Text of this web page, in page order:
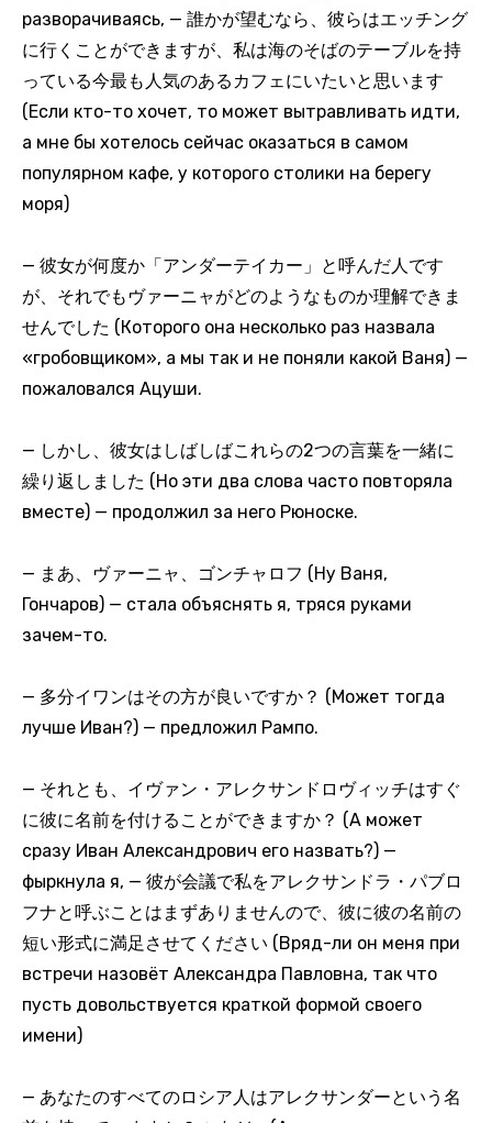
разворачиваясь, — 誰かが望むなら、彼らはエッチング
に行くことができますが、私は海のそばのテーブルを持
っている今最も人気のあるカフェにいたいと思います
(Если кто-то хочет, то может вытравливать идти,
а мне бы хотелось сейчас оказаться в самом
популярном кафе, у которого столики на берегу
моря)
— 彼女が何度か「アンダーテイカー」と呼んだ人です
が、それでもヴァーニャがどのようなものか理解できま
せんでした (Которого она несколько раз назвала
«гробовщиком», а мы так и не поняли какой Ваня) —
пожаловался Ацуши.
— しかし、彼女はしばしばこれらの2つの言葉を一緒に
繰り返しました (Но эти два слова часто повторяла
вместе) — продолжил за него Рюноске.
— まあ、ヴァーニャ、ゴンチャロフ (Ну Ваня,
Гончаров) — стала объяснять я, тряся руками
зачем-то.
— 多分イワンはその方が良いですか？ (Может тогда
лучше Иван?) — предложил Рампо.
— それとも、イヴァン・アレクサンドロヴィッチはすぐ
に彼に名前を付けることができますか？ (А может
сразу Иван Александрович его назвать?) —
фыркнула я, — 彼が会議で私をアレクサンドラ・パブロ
フナと呼ぶことはまずありませんので、彼に彼の名前の
短い形式に満足させてください (Вряд-ли он меня при
встречи назовёт Александра Павловна, так что
пусть довольствуется краткой формой своего
имени)
— あなたのすべてのロシア人はアレクサンダーという名